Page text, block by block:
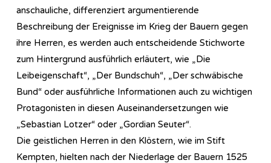
anschauliche, differenziert argumentierende
Beschreibung der Ereignisse im Krieg der Bauern gegen
ihre Herren, es werden auch entscheidende Stichworte
zum Hintergrund ausführlich erläutert, wie „Die
Leibeigenschaft“, „Der Bundschuh“, „Der schwäbische
Bund“ oder ausführliche Informationen auch zu wichtigen
Protagonisten in diesen Auseinandersetzungen wie
„Sebastian Lotzer“ oder „Gordian Seuter“.
Die geistlichen Herren in den Klöstern, wie im Stift
Kempten, hielten nach der Niederlage der Bauern 1525